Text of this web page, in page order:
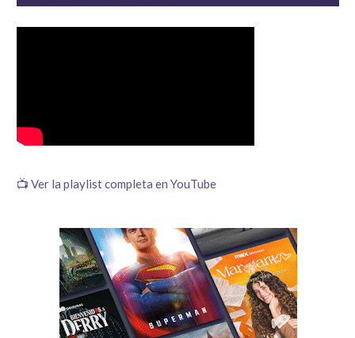
📺 Ver la playlist completa en YouTube